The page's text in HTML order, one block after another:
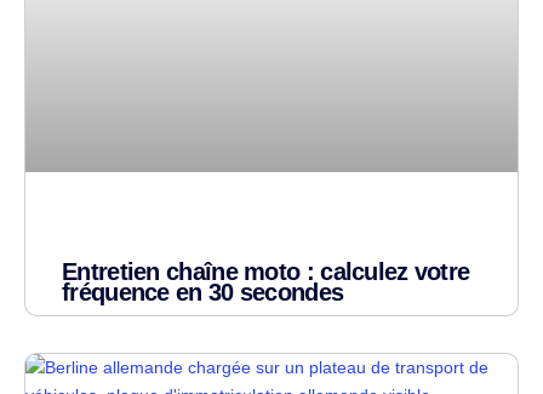
Entretien chaîne moto : calculez votre
fréquence en 30 secondes